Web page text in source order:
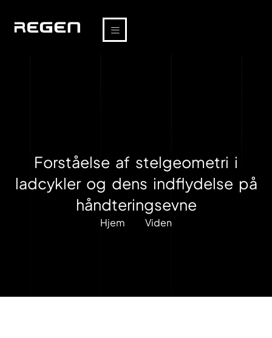
Forståelse af stelgeometri i
ladcykler og dens indflydelse på
håndteringsevne
Hjem Viden